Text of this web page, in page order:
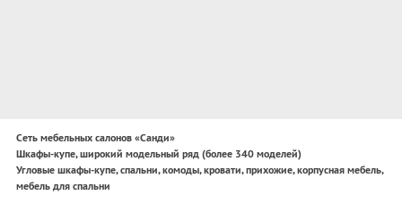
Сеть мебельных салонов «Санди»
Шкафы-купе, широкий модельный ряд (более 340 моделей)
Угловые шкафы-купе, спальни, комоды, кровати, прихожие, корпусная мебель,
мебель для спальни